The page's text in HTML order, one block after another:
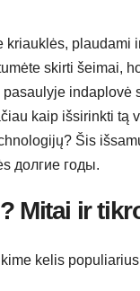
skirti šeimai,
indaplovė
kaip išsirinkti
Šis
долгие годы.
Mitai ir
kelis